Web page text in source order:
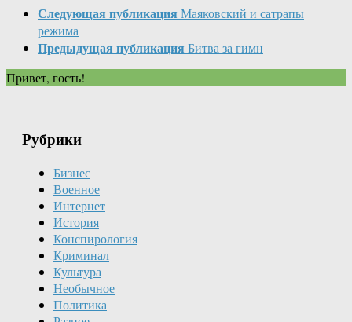
Следующая публикация Маяковский и сатрапы
режима
Предыдущая публикация Битва за гимн
Привет, гость!
Рубрики
Бизнес
Военное
Интернет
История
Конспирология
Криминал
Культура
Необычное
Политика